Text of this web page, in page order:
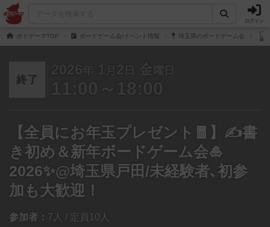
ログイン
ボドゲーマTOP ボードゲーム会/イベント情報 埼玉県のボードゲーム会
終了
2026 年 1 月 2 日 金 曜日
11:00～18:00
【全員にお年玉プレゼント🧧】✍️書
き初め＆新年ボードゲーム会🎍
2026✨@埼玉県戸田/未経験者､初参
加も大歓迎！
参加者： 7人 / 定員10人